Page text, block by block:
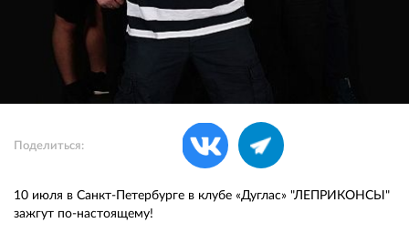
Поделиться:
10 июля в Санкт-Петербурге в клубе «Дуглас» "ЛЕПРИКОНСЫ"
зажгут по-настоящему!